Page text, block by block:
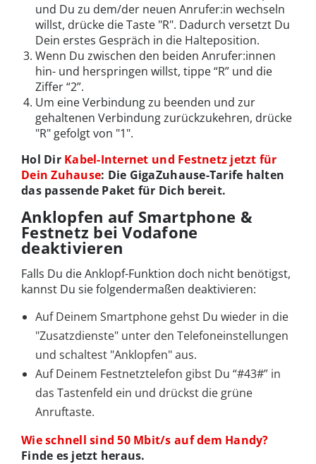
und Du zu dem/der neuen Anrufer:in wechseln
willst, drücke die Taste "R". Dadurch versetzt Du
Dein erstes Gespräch in die Halteposition.
Wenn Du zwischen den beiden Anrufer:innen
hin- und herspringen willst, tippe “R” und die
Ziffer “2”.
Um eine Verbindung zu beenden und zur
gehaltenen Verbindung zurückzukehren, drücke
"R" gefolgt von "1".
Hol Dir Kabel-Internet und Festnetz jetzt für
Dein Zuhause: Die GigaZuhause-Tarife halten
das passende Paket für Dich bereit.
Anklopfen auf Smartphone &
Festnetz bei Vodafone
deaktivieren
Falls Du die Anklopf-Funktion doch nicht benötigst,
kannst Du sie folgendermaßen deaktivieren:
Auf Deinem Smartphone gehst Du wieder in die
"Zusatzdienste" unter den Telefoneinstellungen
und schaltest "Anklopfen" aus.
Auf Deinem Festnetztelefon gibst Du “#43#” in
das Tastenfeld ein und drückst die grüne
Anruftaste.
Wie schnell sind 50 Mbit/s auf dem Handy?
Finde es jetzt heraus.